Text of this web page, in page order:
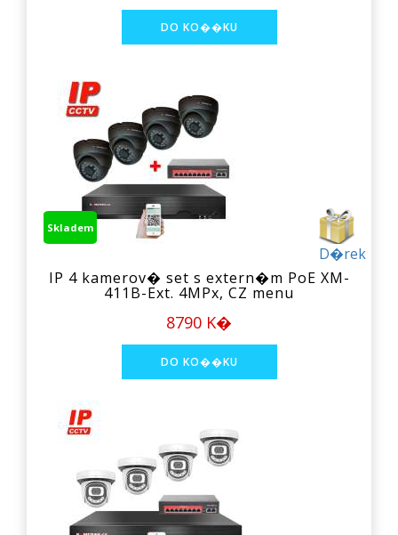
D�rek
Skladem
IP 4 kamerov� set s extern�m PoE XM-
411B-Ext. 4MPx, CZ menu
8790 K�